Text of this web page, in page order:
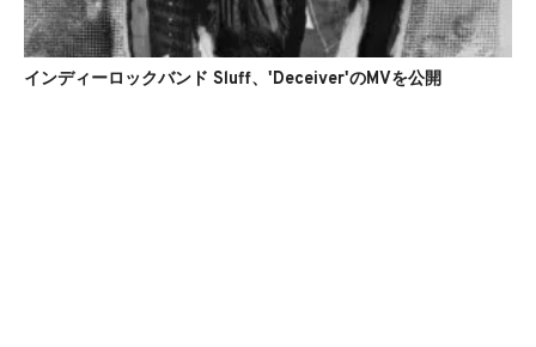
インディーロックバンド Sluff、'Deceiver'のMVを公開